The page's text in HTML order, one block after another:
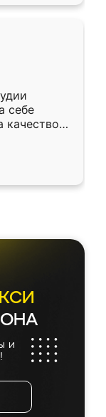
себе
качеством
почти
и